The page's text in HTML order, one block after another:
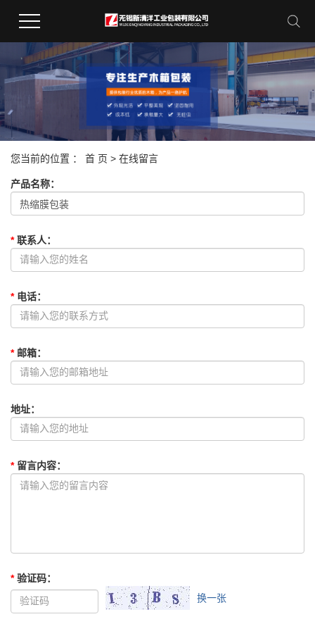
您当前的位置 ： 首 页 > 在线留言
产品名称：
* 联系人：
* 电话：
* 邮箱：
地址：
* 留言内容：
* 验证码：
换一张